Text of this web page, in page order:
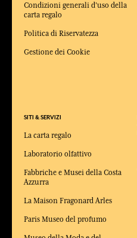
Condizioni generali d'uso della
carta regalo
Politica di Riservatezza
Gestione dei Cookie
SITI & SERVIZI
La carta regalo
Laboratorio olfattivo
Fabbriche e Musei della Costa
Azzurra
La Maison Fragonard Arles
Paris Museo del profumo